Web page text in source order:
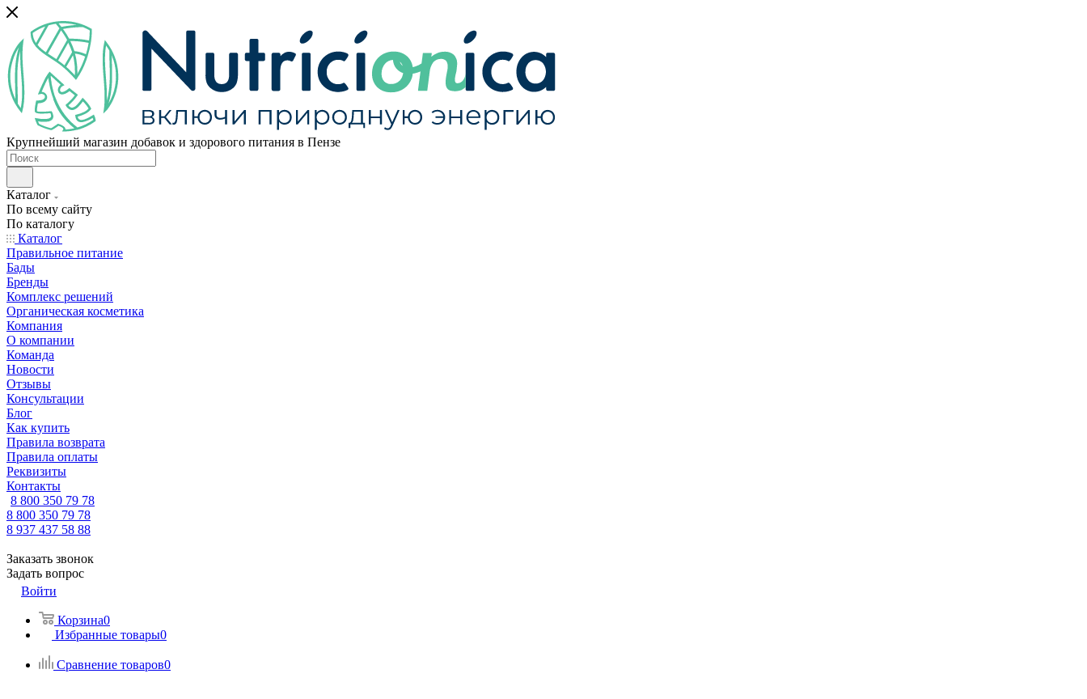
Крупнейший магазин добавок и здорового питания в Пензе
Каталог
По всему сайту
По каталогу
Каталог
Правильное питание
Бады
Бренды
Комплекс решений
Органическая косметика
Компания
О компании
Команда
Новости
Отзывы
Консультации
Блог
Как купить
Правила возврата
Правила оплаты
Реквизиты
Контакты
8 800 350 79 78
8 800 350 79 78
8 937 437 58 88
Заказать звонок
Задать вопрос
Войти
Корзина0
Избранные товары0
Сравнение товаров0